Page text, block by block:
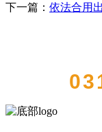
下一篇： 依法合用